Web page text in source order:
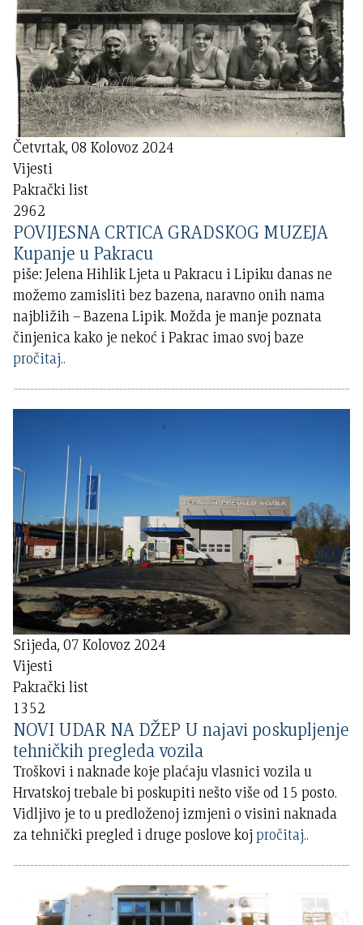
Četvrtak, 08 Kolovoz 2024
Vijesti
Pakrački list
2962
POVIJESNA CRTICA GRADSKOG MUZEJA
Kupanje u Pakracu
piše: Jelena Hihlik Ljeta u Pakracu i Lipiku danas ne
možemo zamisliti bez bazena, naravno onih nama
najbližih – Bazena Lipik. Možda je manje poznata
činjenica kako je nekoć i Pakrac imao svoj baze
pročitaj..
Srijeda, 07 Kolovoz 2024
Vijesti
Pakrački list
1352
NOVI UDAR NA DŽEP U najavi poskupljenje
tehničkih pregleda vozila
Troškovi i naknade koje plaćaju vlasnici vozila u
Hrvatskoj trebale bi poskupiti nešto više od 15 posto.
Vidljivo je to u predloženoj izmjeni o visini naknada
za tehnički pregled i druge poslove kojpročitaj..